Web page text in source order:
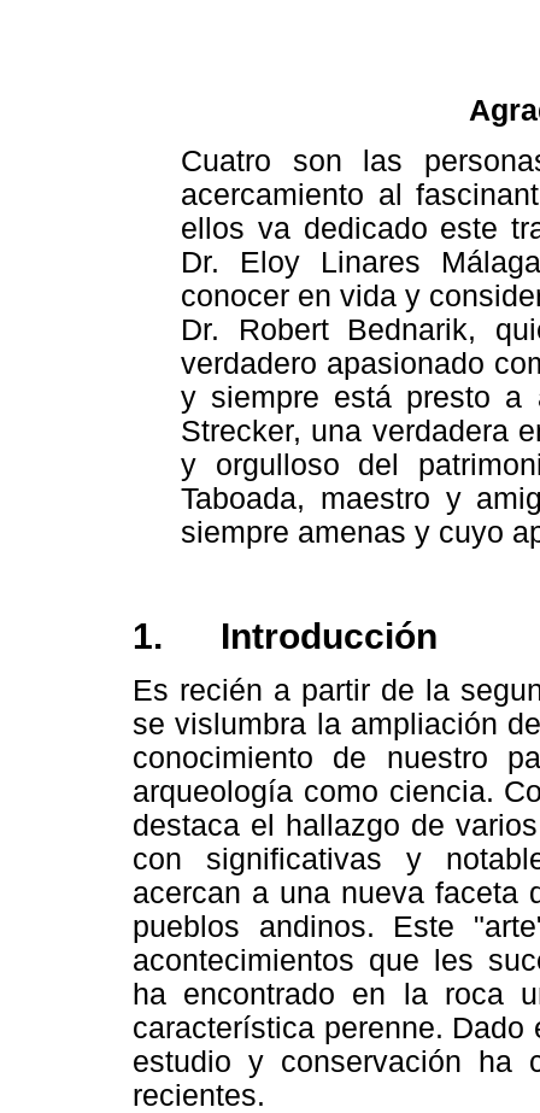
Cuatro son las
acercamiento al
ellos va dedicado este
Dr. Eloy Linares
conocer en vida y
Dr. Robert Bednarik,
verdadero apasionado
y siempre está presto a
Strecker, una verdadera
y orgulloso del
Taboada, maestro y
siempre amenas y cuyo
1. Introducción
Es recién a partir de la
se vislumbra la ampliación
conocimiento de nuestro
arqueología como ciencia.
destaca el hallazgo de
con significativas y
acercan a una nueva faceta
pueblos andinos. Este
acontecimientos que les
ha encontrado en la roca
característica perenne.
estudio y conservación ha
recientes.